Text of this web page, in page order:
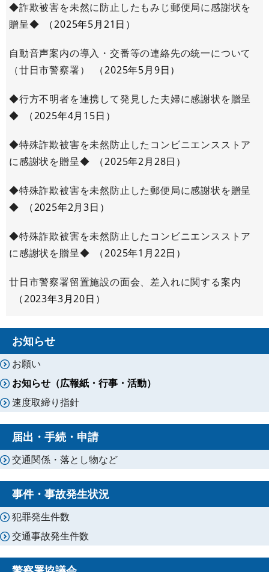
◆詐欺被害を未然に防止したもみじ郵便局に感謝状を
贈呈◆
2025年5月21日
自動音声案内の導入・交番等の連絡先の統一について
（廿日市警察署）
2025年5月9日
◆行方不明者を連携して発見した夫婦に感謝状を贈呈
◆
2025年4月15日
◆特殊詐欺被害を未然防止したコンビニエンスストア
に感謝状を贈呈◆
2025年2月28日
◆特殊詐欺被害を未然防止した郵便局に感謝状を贈呈
◆
2025年2月3日
◆特殊詐欺被害を未然防止したコンビニエンスストア
に感謝状を贈呈◆
2025年1月22日
廿日市警察署留置施設の面会、差入れに関する案内
2023年3月20日
お知らせ
お願い
お知らせ（広報紙・行事・活動）
速度取締り指針
届出・手続・申請
交通関係・落とし物など
事件・事故発生状況
犯罪発生件数
交通事故発生件数